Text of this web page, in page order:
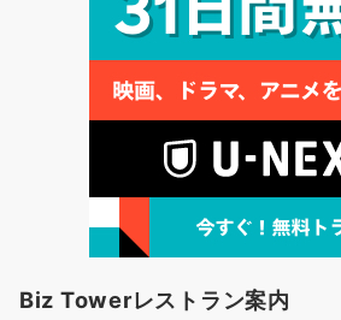
Biz Towerレストラン案内